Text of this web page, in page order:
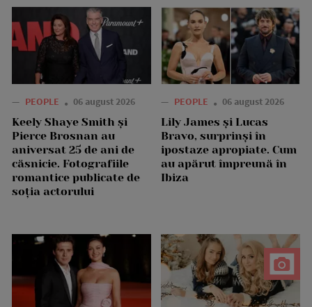
— PEOPLE 06 august 2026
Keely Shaye Smith și
Pierce Brosnan au
aniversat 25 de ani de
căsnicie. Fotografiile
romantice publicate de
soția actorului
— PEOPLE 06 august 2026
Lily James și Lucas
Bravo, surprinși în
ipostaze apropiate. Cum
au apărut împreună în
Ibiza